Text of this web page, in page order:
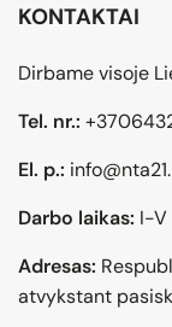
KONTAKTAI
Dirbame visoje
Tel. nr.:
El. p.:
Darbo laikas: I-V
Adresas:
atvykstant